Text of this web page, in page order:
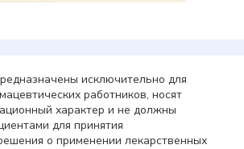
исключительно для
работников, носят
характер и не должны
для принятия
о применении лекарственных